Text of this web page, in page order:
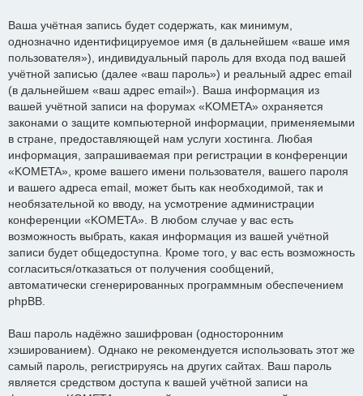
Ваша учётная запись будет содержать, как минимум,
однозначно идентифицируемое имя (в дальнейшем «ваше имя
пользователя»), индивидуальный пароль для входа под вашей
учётной записью (далее «ваш пароль») и реальный адрес email
(в дальнейшем «ваш адрес email»). Ваша информация из
вашей учётной записи на форумах «KOMETA» охраняется
законами о защите компьютерной информации, применяемыми
в стране, предоставляющей нам услуги хостинга. Любая
информация, запрашиваемая при регистрации в конференции
«KOMETA», кроме вашего имени пользователя, вашего пароля
и вашего адреса email, может быть как необходимой, так и
необязательной ко вводу, на усмотрение администрации
конференции «KOMETA». В любом случае у вас есть
возможность выбрать, какая информация из вашей учётной
записи будет общедоступна. Кроме того, у вас есть возможность
согласиться/отказаться от получения сообщений,
автоматически сгенерированных программным обеспечением
phpBB.
Ваш пароль надёжно зашифрован (односторонним
хэшированием). Однако не рекомендуется использовать этот же
самый пароль, регистрируясь на других сайтах. Ваш пароль
является средством доступа к вашей учётной записи на